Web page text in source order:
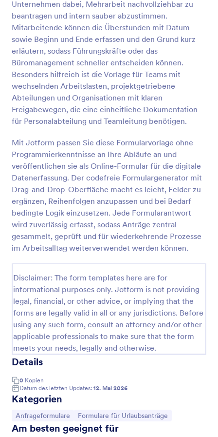
Unternehmen dabei, Mehrarbeit nachvollziehbar zu
beantragen und intern sauber abzustimmen.
Mitarbeitende können die Überstunden mit Datum
sowie Beginn und Ende erfassen und den Grund kurz
erläutern, sodass Führungskräfte oder das
Büromanagement schneller entscheiden können.
Besonders hilfreich ist die Vorlage für Teams mit
wechselnden Arbeitslasten, projektgetriebene
Abteilungen und Organisationen mit klaren
Freigabewegen, die eine einheitliche Dokumentation
für Personalabteilung und Teamleitung benötigen.
Mit Jotform passen Sie diese Formularvorlage ohne
Programmierkenntnisse an Ihre Abläufe an und
veröffentlichen sie als Online-Formular für die digitale
Datenerfassung. Der codefreie Formulargenerator mit
Drag-and-Drop-Oberfläche macht es leicht, Felder zu
ergänzen, Reihenfolgen anzupassen und bei Bedarf
bedingte Logik einzusetzen. Jede Formularantwort
wird zuverlässig erfasst, sodass Anträge zentral
gesammelt, geprüft und für wiederkehrende Prozesse
im Arbeitsalltag weiterverwendet werden können.
Disclaimer: The form templates here are for
informational purposes only. Jotform is not providing
legal, financial, or other advice, or implying that the
forms are legally valid in all or any jurisdictions. Before
using any such form, consult an attorney and/or other
applicable professionals to make sure that the form
meets your needs, legally and otherwise.
Details
0 Kopien
Datum des letzten Updates: 12. Mai 2026
Kategorien
Zur Kategorie:
Anfrageformulare Zur Kategorie:
Formulare für Urlaubsanträge
Am besten geeignet für
Vorschau
Vorlage: Anfrage Zur Autovermietung
Bei dieser Vorlage: Anfrage zur Autovermietungen
zusätzliche Anfragen und persönliche Informationen
wie Name, E-Mail, Telefonnummer, Geburtsdatum
erfasst. Mit vielen weiteren anpassbaren Feldern
und Widgets können Sie Ihr eigenes Formular
erstellen, Ihr Logo, Schriftarten und Farben
hinzufügen und es entweder in Ihre Website
einbetten oder als eigenständiges Formular
verwenden.
Go to Category:
Mieterselbstauskünfte
Vorlage verwenden
Vorschau